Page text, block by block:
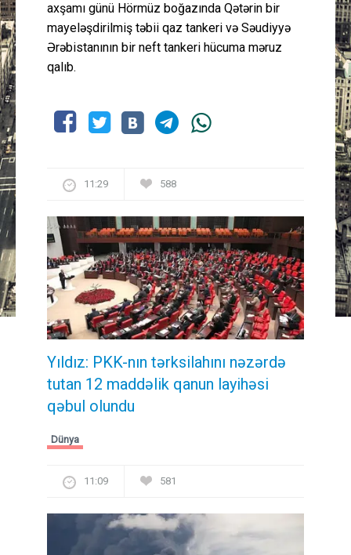
axşamı günü Hörmüz boğazında Qətərin bir
mayeləşdirilmiş təbii qaz tankeri və Səudiyyə
Ərəbistanının bir neft tankeri hücuma məruz
qalıb.
11:29 588
Yıldız: PKK-nın tərksilahını nəzərdə
tutan 12 maddəlik qanun layihəsi
qəbul olundu ​​​​​​​
Dünya
11:09 581